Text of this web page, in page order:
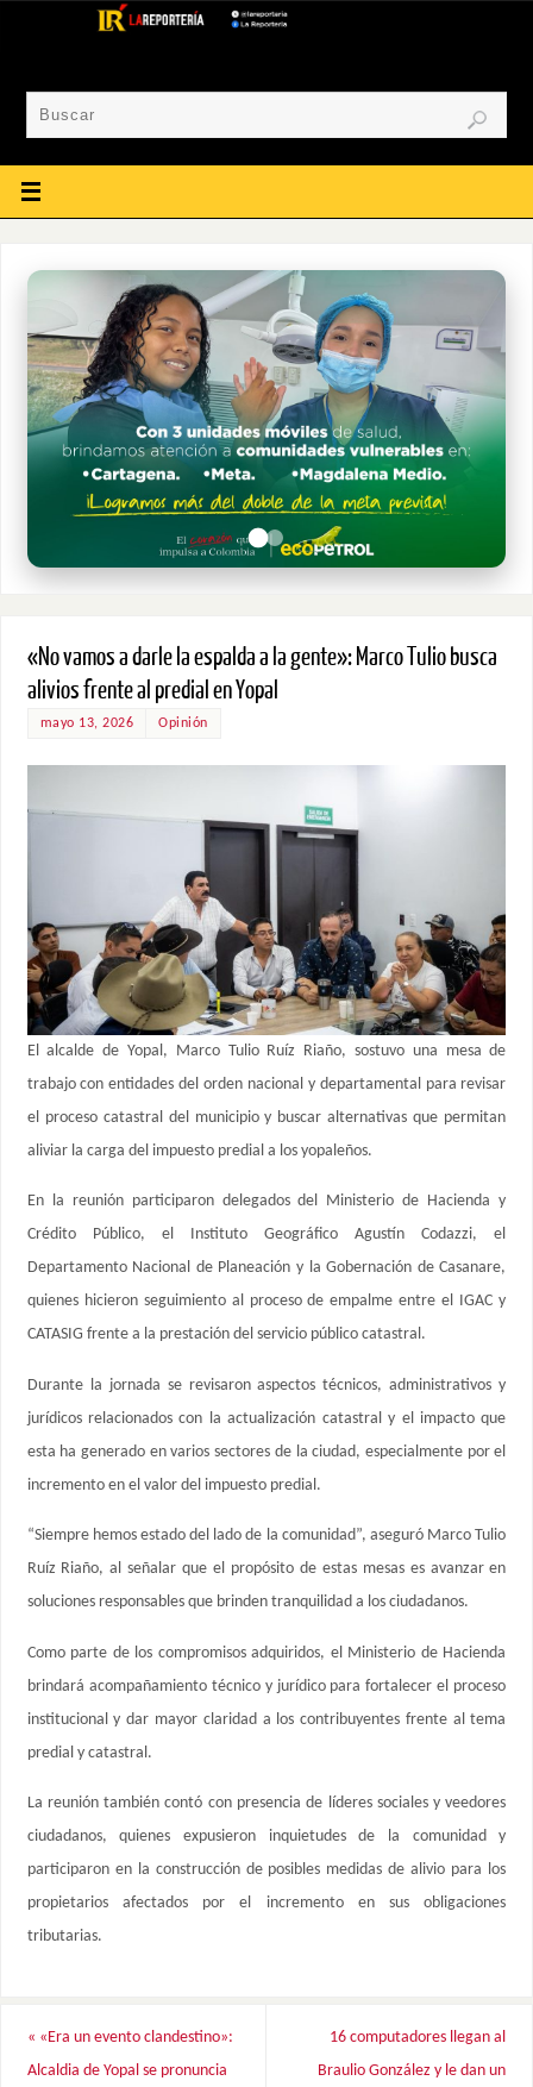
«No vamos a darle la espalda a la gente»: Marco Tulio busca
alivios frente al predial en Yopal
mayo 13, 2026 Opinión
El alcalde de Yopal, Marco Tulio Ruíz Riaño, sostuvo una mesa de
trabajo con entidades del orden nacional y departamental para revisar
el proceso catastral del municipio y buscar alternativas que permitan
aliviar la carga del impuesto predial a los yopaleños.
En la reunión participaron delegados del Ministerio de Hacienda y
Crédito Público, el Instituto Geográfico Agustín Codazzi, el
Departamento Nacional de Planeación y la Gobernación de Casanare,
quienes hicieron seguimiento al proceso de empalme entre el IGAC y
CATASIG frente a la prestación del servicio público catastral.
Durante la jornada se revisaron aspectos técnicos, administrativos y
jurídicos relacionados con la actualización catastral y el impacto que
esta ha generado en varios sectores de la ciudad, especialmente por el
incremento en el valor del impuesto predial.
“Siempre hemos estado del lado de la comunidad”, aseguró Marco Tulio
Ruíz Riaño, al señalar que el propósito de estas mesas es avanzar en
soluciones responsables que brinden tranquilidad a los ciudadanos.
Como parte de los compromisos adquiridos, el Ministerio de Hacienda
brindará acompañamiento técnico y jurídico para fortalecer el proceso
institucional y dar mayor claridad a los contribuyentes frente al tema
predial y catastral.
La reunión también contó con presencia de líderes sociales y veedores
ciudadanos, quienes expusieron inquietudes de la comunidad y
participaron en la construcción de posibles medidas de alivio para los
propietarios afectados por el incremento en sus obligaciones
tributarias.
« «Era un evento clandestino»:
Alcaldia de Yopal se pronuncia
16 computadores llegan al
Braulio González y le dan un